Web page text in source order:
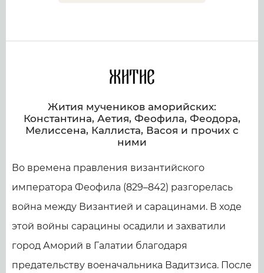
Житие
Жития мучеников аморийских:
Константина, Аетия, Феофила, Феодора,
Мелиссена, Каллиста, Васоя и прочих с
ними
Во времена правления византийского
императора Феофила (829–842) разгорелась
война между Византией и сарацинами. В ходе
этой войны сарацины осадили и захватили
город Аморий в Галатии благодаря
предательству военачальника Вадитзиса. После